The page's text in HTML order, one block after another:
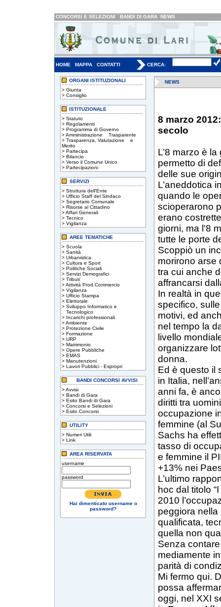
CONCORSI E SELEZIONI BANDI DI GARA NEWS
HOME MAPPA CONTATTI CERCA:
ORGANI ISTITUZIONALI
> Giunta
> Consiglio
ISTITUZIONALE
> Statuto
> Regolamenti
> Programma di Governo
>Amministrazione Trasparente
> Trasparenza, Valutazione e
Merito
> Partecipa
> Bilancio
> Verso il Comune Unico
> Partecipazioni
SERVIZI
> Struttura dell'Ente
> Ufficio Staff del Sindaco
> Segretario Comunale
> Risorse al Cittadino
>Affari Generali
> Tecnico
> Vigilanza
AREE TEMATICHE
> Scuola
> Sanità
> Urbanistica
> Cultura e Sport
> Politiche Sociali
> Servizi Demografici
> Tributi
>Attività Prod.Commercio
> Vigilanza
> Ufficio Stampa
> Elettorale
> Sviluppo Informatico e
Tecnologico
> Incarichi professionali
>Ambiente
> Protezione Civile
> Formazione
> URP
> Matrimonio
> Opere Pubbliche
> EMAS
> Manutenzioni
> Lavori Pubblici - Espropri
BANDI CONCORSI AVVISI
>Avvisi
> Bandi di Gara
> Esito Bandi di Gara
> Concorsi e Selezioni
> Esito Concorsi
UTILITY
> Numeri Utili
> Link
AREA RISERVATA
username
password
Hai dimenticato username o
password?
NEWS
8 marzo
secolo
L’8 marzo è
permetto di
delle sue
L’aneddotica
quando le
scioperarono
erano
giorni, ma l'8
tutte le porte
Scoppiò un
morirono arse
tra cui anche
affrancarsi
In realtà in
specifico,
motivi, ed
nel tempo la
livello
organizzare
donna.
Ed è questo il
in Italia,
anni fa, è
diritti tra
occupazione
femmine (al
Sachs ha
tasso di
e femmine il
+13% nei
L’ultimo
hoc dal titolo
2010
peggiora nella
qualificata,
quella non
Senza
mediamente
parità di
Mi fermo qui.
possa
oggi, nel XXI